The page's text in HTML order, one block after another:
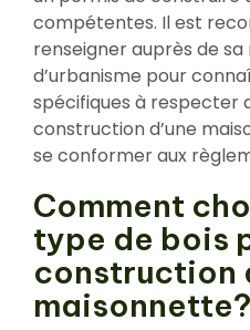
compétentes. Il est
renseigner auprès de
d’urbanisme pour
spécifiques à respecter
construction d’une
se conformer aux
Comment
type de bois
construction
maisonnette?